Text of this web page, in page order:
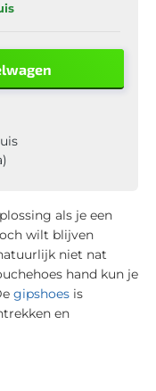
als je een
wilt blijven
niet nat
hand kun je
gipshoes is
en